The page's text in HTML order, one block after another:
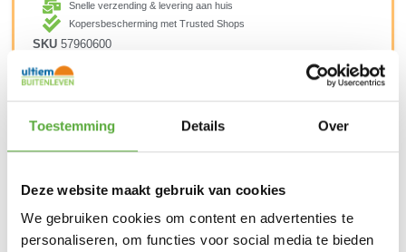
Toestemming Details Over
Deze website maakt gebruik van cookies
We gebruiken cookies om content en advertenties te
personaliseren, om functies voor social media te bieden
Snelle verzending & levering aan huis
Kopersbescherming met Trusted Shops
SKU57960600
onderhoud
Merk:123 Products
Inhoud 600 gram
SKU 57960600
EAN 8717524621995